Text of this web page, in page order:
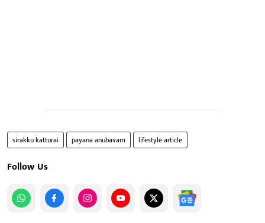
sirakku katturai payana anubavam lifestyle article
Follow Us